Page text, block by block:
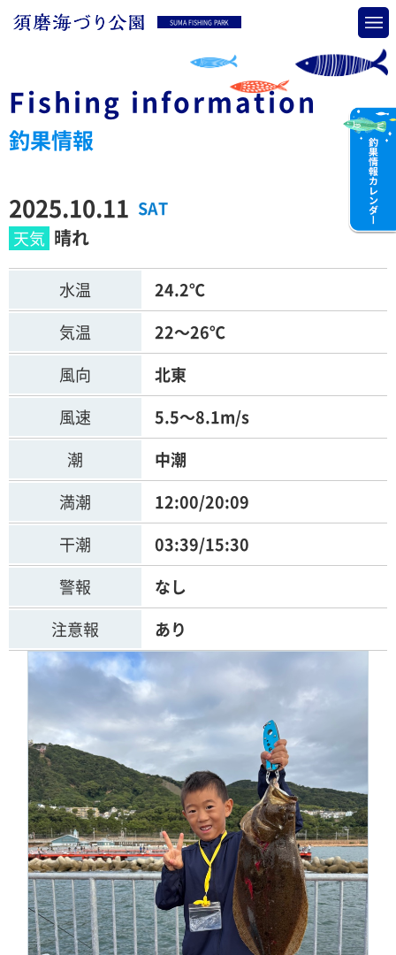
SUMA FISHING PARK
Fishing information
釣果情報
2025.10.11 SAT
晴れ
水温
24.2℃
気温
22～26℃
風向
北東
風速
5.5～8.1m/s
潮
中潮
満潮
12:00/20:09
干潮
03:39/15:30
警報
なし
注意報
あり